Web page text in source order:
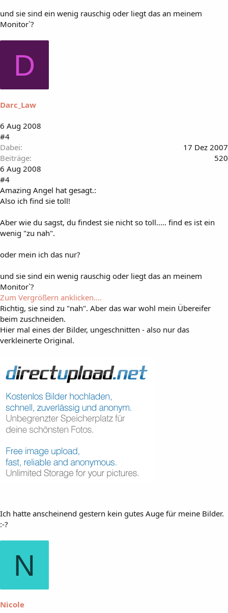
und sie sind ein wenig rauschig oder liegt das an meinem
Monitor`?
D
Darc_Law
6 Aug 2008
#4
Dabei
17 Dez 2007
Beiträge
520
6 Aug 2008
#4
Amazing Angel hat gesagt.:
Also ich find sie toll!
Aber wie du sagst, du findest sie nicht so toll..... find es ist ein
wenig "zu nah".
oder mein ich das nur?
und sie sind ein wenig rauschig oder liegt das an meinem
Monitor`?
Zum Vergrößern anklicken....
Richtig, sie sind zu "nah". Aber das war wohl mein Übereifer
beim zuschneiden.
Hier mal eines der Bilder, ungeschnitten - also nur das
verkleinerte Original.
Ich hatte anscheinend gestern kein gutes Auge für meine Bilder.
:-?
N
Nicole